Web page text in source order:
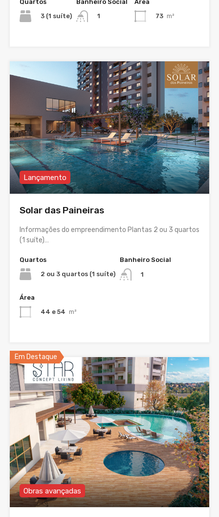
Quartos
3 (1 suíte)
Banheiro Social
1
Área
73 m²
Lançamento
Solar das Paineiras
Informações do empreendimento Plantas 2 ou 3 quartos
(1 suíte)…
Quartos
2 ou 3 quartos (1 suíte)
Banheiro Social
1
Área
44 e 54 m²
Em Destaque
Obras avançadas